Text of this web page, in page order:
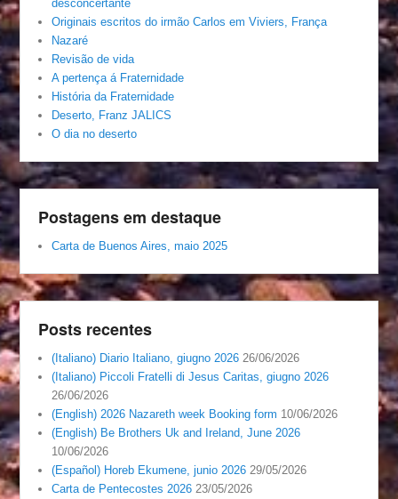
desconcertante
Originais escritos do irmão Carlos em Viviers, França
Nazaré
Revisão de vida
A pertença á Fraternidade
História da Fraternidade
Deserto, Franz JALICS
O dia no deserto
Postagens em destaque
Carta de Buenos Aires, maio 2025
Posts recentes
(Italiano) Diario Italiano, giugno 2026 26/06/2026
(Italiano) Piccoli Fratelli di Jesus Caritas, giugno 2026
26/06/2026
(English) 2026 Nazareth week Booking form 10/06/2026
(English) Be Brothers Uk and Ireland, June 2026
10/06/2026
(Español) Horeb Ekumene, junio 2026 29/05/2026
Carta de Pentecostes 2026 23/05/2026